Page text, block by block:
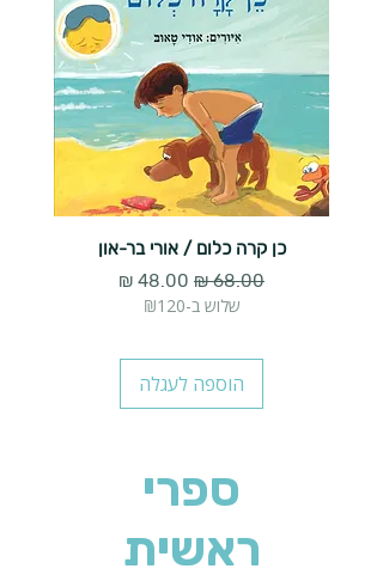
כן קרה כלום / אורי בר-און
מחיר רגיל מחיר מבצע
שלוש ב-₪120
הוספה לעגלה
ספרי
ראשית